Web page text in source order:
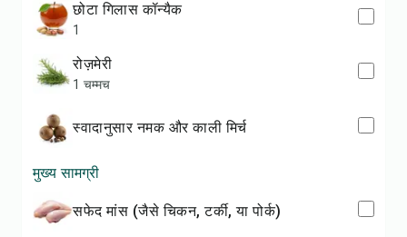
छोटा गिलास कॉन्यैक
1
रोज़मेरी
1 चम्मच
स्वादानुसार नमक और काली मिर्च
मुख्य सामग्री
सफेद मांस (जैसे चिकन, टर्की, या पोर्क)